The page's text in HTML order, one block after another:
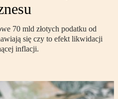
70 mld złotych podatku od
się czy to efekt likwidacji
inflacji.